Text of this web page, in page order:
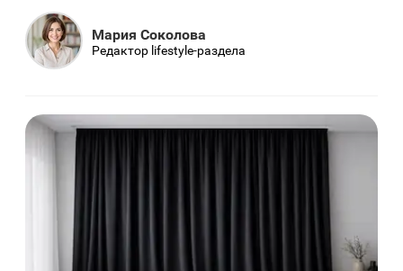
Мария Соколова
Редактор lifestyle-раздела